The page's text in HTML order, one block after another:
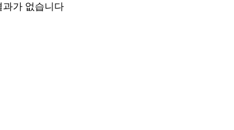
과가 없습니다